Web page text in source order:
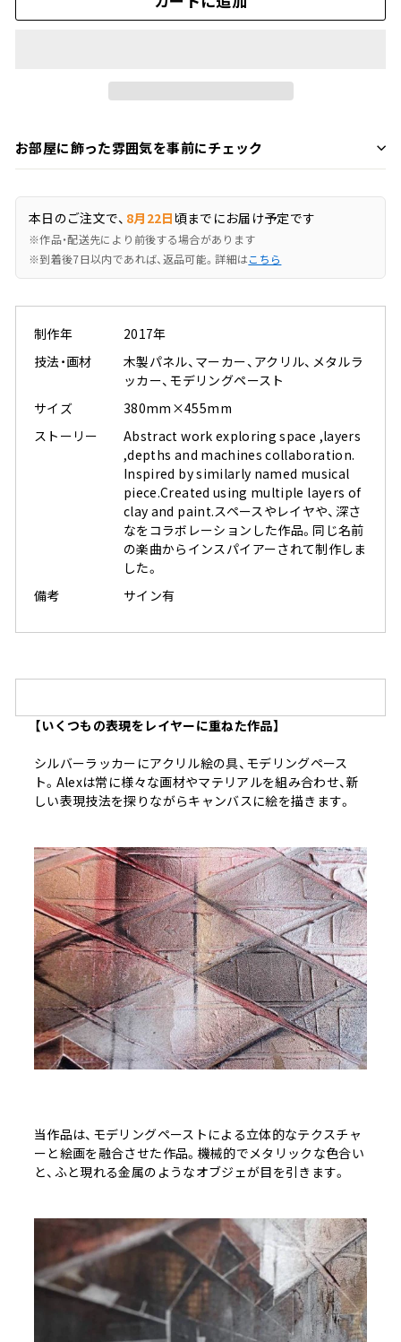
お部屋に飾った雰囲気を事前にチェック
本日のご注文で、 8月22日 頃までにお届け予定です
※作品・配送先により前後する場合があります
※到着後7日以内であれば、返品可能。詳細はこちら
制作年
2017年
技法・画材
木製パネル、マーカー、アクリル、メタルラ
ッカー、モデリングペースト
サイズ
380mm×455mm
ストーリー
Abstract work exploring space ,layers
,depths and machines collaboration.
Inspired by similarly named musical
piece.Created using multiple layers of
clay and paint.スペースやレイヤや、深さ
なをコラボレーションした作品。同じ名前
の楽曲からインスパイアーされて制作しま
した。
備考
サイン有
【いくつもの表現をレイヤーに重ねた作品】
シルバーラッカーにアクリル絵の具、モデリングペース
ト。Alexは常に様々な画材やマテリアルを組み合わせ、新
しい表現技法を探りながらキャンバスに絵を描きます。
当作品は、モデリングペーストによる立体的なテクスチャ
ーと絵画を融合させた作品。機械的でメタリックな色合い
と、ふと現れる金属のようなオブジェが目を引きます。